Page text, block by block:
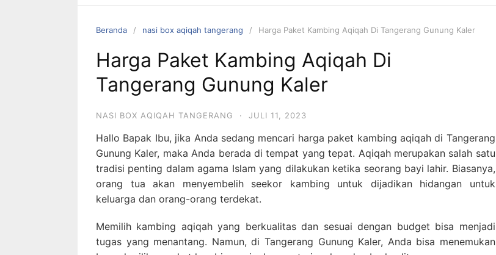
Beranda nasi box aqiqah tangerang Harga Paket Kambing Aqiqah Di Tangerang Gunung Kaler
Harga Paket Kambing Aqiqah Di
Tangerang Gunung Kaler
NASI BOX AQIQAH TANGERANG · JULI 11, 2023
Hallo Bapak Ibu, jika Anda sedang mencari harga paket kambing aqiqah di Tangerang
Gunung Kaler, maka Anda berada di tempat yang tepat. Aqiqah merupakan salah satu
tradisi penting dalam agama Islam yang dilakukan ketika seorang bayi lahir. Biasanya,
orang tua akan menyembelih seekor kambing untuk dijadikan hidangan untuk
keluarga dan orang-orang terdekat.
Memilih kambing aqiqah yang berkualitas dan sesuai dengan budget bisa menjadi
tugas yang menantang. Namun, di Tangerang Gunung Kaler, Anda bisa menemukan